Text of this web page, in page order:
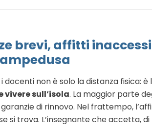
brevi, affitti
docenti non è solo la distanza fisica: è
vivere sull’isola. La maggior parte
garanzie di rinnovo. Nel frattempo,
si trova. L’insegnante che accetta,